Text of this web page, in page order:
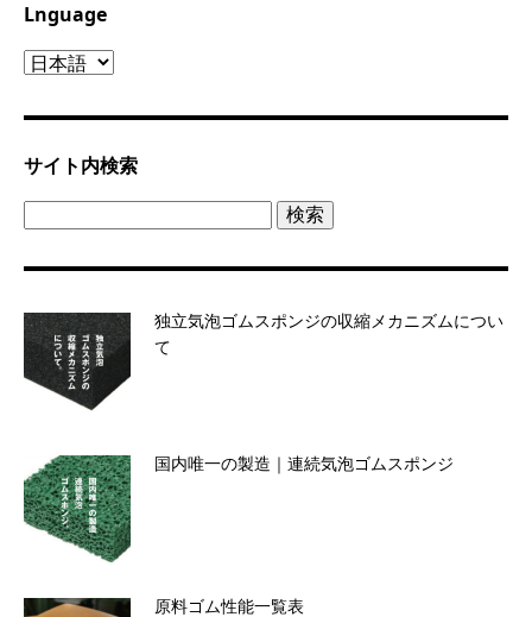
Lnguage
Lnguage
サイト内検索
独立気泡ゴムスポンジの収縮メカニズムについ
て
国内唯一の製造｜連続気泡ゴムスポンジ
原料ゴム性能一覧表